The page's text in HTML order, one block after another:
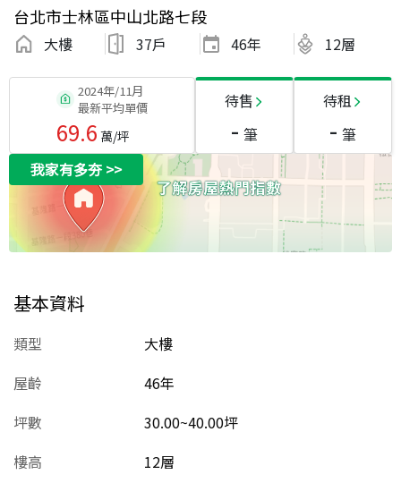
台北市士林區中山北路七段
大樓 37戶 46年 12層
2024年/11月
最新平均單價
69.6 萬/坪
待售
- 筆
待租
- 筆
我家有多夯>>
基本資料
類型
大樓
屋齡
46年
坪數
30.00~40.00坪
樓高
12層